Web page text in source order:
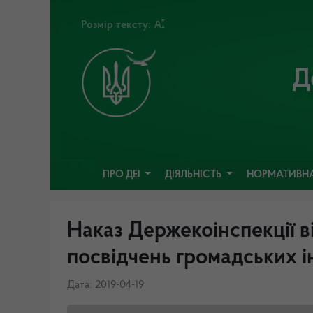
Розмір тексту:
ПРО ДЕІ ДІЯЛЬНІСТЬ
Наказ Держекоінспекції
посвідчень громадських
Дата: 2019-04-19